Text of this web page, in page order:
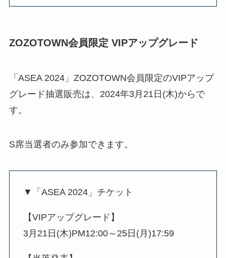
ZOZOTOWN会員限定 VIPアップグレード
「ASEA 2024」ZOZOTOWN会員限定のVIPアップ
グレード抽選販売は、2024年3月21日(木)からで
す。
S席当選者のみ参加できます。
▼「ASEA 2024」チケット
【VIPアップグレード】
3月21日(木)PM12:00～25日(月)17:59